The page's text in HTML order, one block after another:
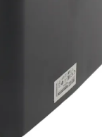
Click to